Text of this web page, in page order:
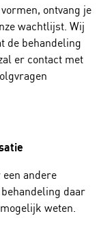
ontvang je
wachtlijst. Wij
de behandeling
er contact met
andere
daar
weten.